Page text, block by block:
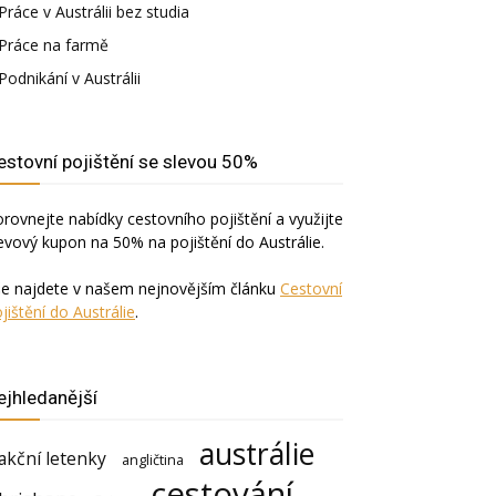
Práce v Austrálii bez studia
Práce na farmě
Podnikání v Austrálii
pojištění se slevou 50%
nabídky cestovního pojištění a využijte
kupon na 50% na pojištění do Austrálie.
najdete v našem nejnovějším článku Cestovní
do Austrálie.
letenky angličtina austrálie